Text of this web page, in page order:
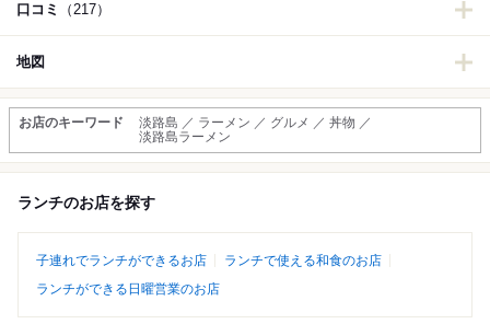
口コミ （217）
地図
お店のキーワード
淡路島 ／ ラーメン ／ グルメ ／ 丼物 ／
淡路島ラーメン
ランチのお店を探す
子連れでランチができるお店
ランチで使える和食のお店
ランチができる日曜営業のお店